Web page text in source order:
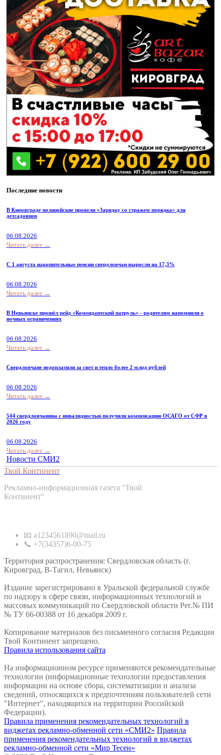
Последние новости
В Кировграде полицейские провели «Зарядку со стражем порядка» для
детсадовцев
06.08.2026
Читать далее →
С 1 августа накопительные пенсии свердловчан выросли на 17,3%
06.08.2026
Читать далее →
В Невьянске прошёл рейд «Комендантский патруль» - родителям напомнили о
ночных ограничениях
06.08.2026
Читать далее →
Свердловчане недоплатили за свет и тепло более 2 млрд рублей
06.08.2026
Читать далее →
544 свердловчанина с инвалидностью получили компенсацию ОСАГО от СФР в
2026 году
06.08.2026
Читать далее →
Новости СМИ2
Твой Континент
Рекламно-информационная газета "Твой
Континент"
📧 a1234561890@mail.ru
📞 +7(34357)6-00-75
Территория распространения: Свердловская область (г.
Кировград, В-Тагил, Невьянск)
Издание зарегистрировано в Уральской федеральной службе
по надзору в сфере связи, информационных технологий и
массовых коммуникаций по Свердловской области Рег.№ ПИ
№ ТУ 66-00388 от 16 декабря 2009 г.
Копирование материалов без письменного согласия Редакции
Твой Континент запрещено.
Правила использования сайта
На информационном ресурсе применяются рекомендательные
технологии (информационные технологии предоставления
информации на основе сбора, систематизации и анализа
сведений, относящихся к предпочтениям пользователей сети
"Интернет", находящихся на территории Российской
Федерации).
Правила применения рекомендательных технологий в
виджетах рекламно-обменной сети «СМИ2» Правила
применения рекомендательных технологий в виджетах
рекламно-обменной сети «Мир Тесен»